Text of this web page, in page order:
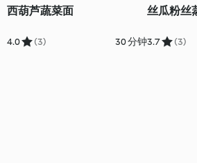
西葫芦蔬菜面
4.0 (3) 30 分钟
丝瓜粉丝
3.7 (3)